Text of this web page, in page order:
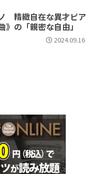
精緻自在な異才ピア
の「親密な自由」
2024.09.16